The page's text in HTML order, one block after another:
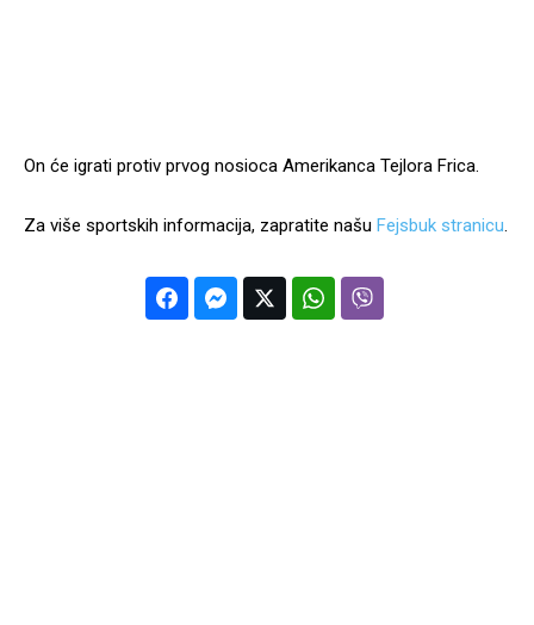
On će igrati protiv prvog nosioca Amerikanca Tejlora Frica.
Za više sportskih informacija, zapratite našu Fejsbuk stranicu.